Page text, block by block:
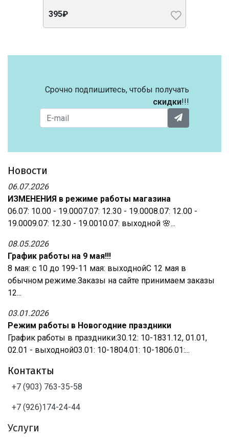
395₽
Срочно подпишитесь, чтобы получать
скидки!!!
Новости
06.07.2026
ИЗМЕНЕНИЯ в режиме работы магазина
06.07: 10.00 - 19.0007.07: 12.30 - 19.0008.07: 12.00 -
19.0009.07: 12.30 - 19.0010.07: выходной 🌸...
08.05.2026
График работы на 9 мая!!!
8 мая: с 10 до 199-11 мая: выходнойС 12 мая в
обычном режиме.Заказы на сайте принимаем заказы
12...
03.01.2026
Режим работы в Новогодние праздники
График работы в праздники:30.12: 10-1831.12, 01.01,
02.01 - выходной03.01: 10-1804.01: 10-1806.01:...
Контакты
+7 (903) 763-35-58
+7 (926)174-24-44
Услуги